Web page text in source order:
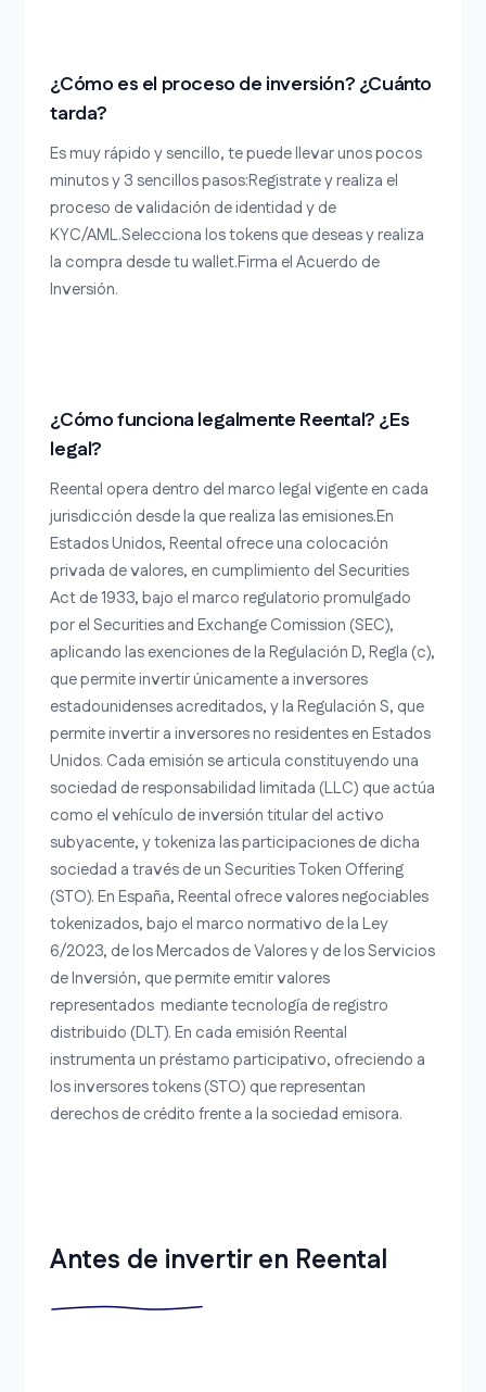
¿Cómo es el proceso de inversión? ¿Cuánto
tarda?
Es muy rápido y sencillo, te puede llevar unos pocos
minutos y 3 sencillos pasos:Registrate y realiza el
proceso de validación de identidad y de
KYC/AML.Selecciona los tokens que deseas y realiza
la compra desde tu wallet.Firma el Acuerdo de
Inversión.
¿Cómo funciona legalmente Reental? ¿Es
legal?
Reental opera dentro del marco legal vigente en cada
jurisdicción desde la que realiza las emisiones.En
Estados Unidos, Reental ofrece una colocación
privada de valores, en cumplimiento del Securities
Act de 1933, bajo el marco regulatorio promulgado
por el Securities and Exchange Comission (SEC),
aplicando las exenciones de la Regulación D, Regla (c),
que permite invertir únicamente a inversores
estadounidenses acreditados, y la Regulación S, que
permite invertir a inversores no residentes en Estados
Unidos. Cada emisión se articula constituyendo una
sociedad de responsabilidad limitada (LLC) que actúa
como el vehículo de inversión titular del activo
subyacente, y tokeniza las participaciones de dicha
sociedad a través de un Securities Token Offering
(STO). En España, Reental ofrece valores negociables
tokenizados, bajo el marco normativo de la Ley
6/2023, de los Mercados de Valores y de los Servicios
de Inversión, que permite emitir valores
representados mediante tecnología de registro
distribuido (DLT). En cada emisión Reental
instrumenta un préstamo participativo, ofreciendo a
los inversores tokens (STO) que representan
derechos de crédito frente a la sociedad emisora.
Antes de invertir en Reental